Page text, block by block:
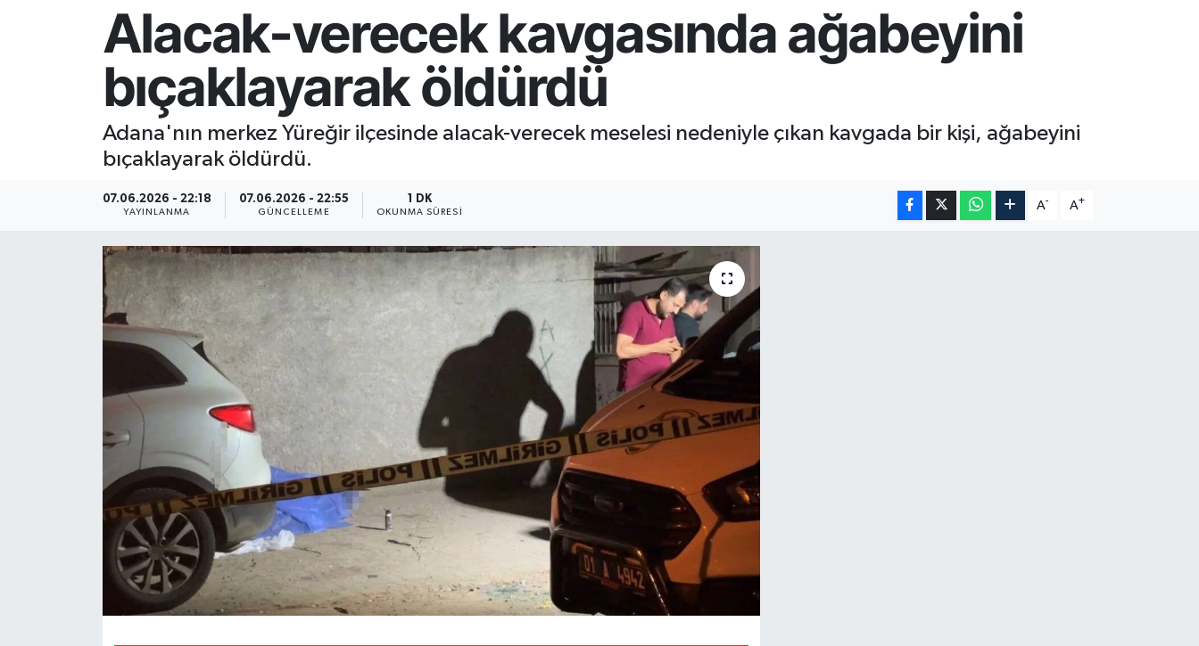
Alacak-verecek kavgasında ağabeyini
bıçaklayarak öldürdü
Adana'nın merkez Yüreğir ilçesinde alacak-verecek meselesi nedeniyle çıkan kavgada bir kişi, ağabeyini
bıçaklayarak öldürdü.
07.06.2026 - 22:18
YAYINLANMA
07.06.2026 - 22:55
GÜNCELLEME
1 DK
OKUNMA SÜRESI
A- A+
Resmi İlan